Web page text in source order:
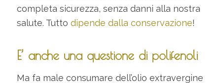
completa sicurezza, senza danni alla nostra
salute. Tutto dipende dalla conservazione!
E’ anche una questione di polifenoli
Ma fa male consumare dell’olio extravergine